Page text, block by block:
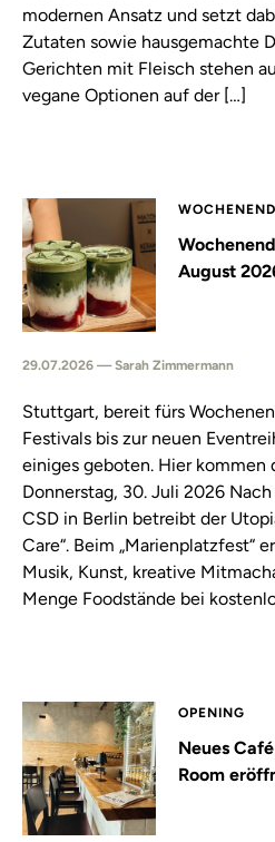
modernen Ansatz und setzt
Zutaten sowie hausgemachte
Gerichten mit Fleisch stehen
vegane Optionen auf der […]
August
29.07.2026 — Sarah Zimmermann
Stuttgart, bereit fürs
Festivals bis zur neuen
einiges geboten. Hier kommen
Donnerstag, 30. Juli 2026
CSD in Berlin betreibt der
Care“. Beim „Marienplatzfest“
Musik, Kunst, kreative
Menge Foodstände bei
OPENING
Neues
Room